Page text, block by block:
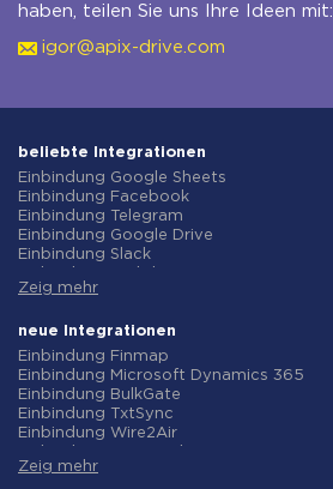
haben, teilen Sie uns Ihre Ideen mit:
igor@apix-drive.com
beliebte Integrationen
Einbindung Google Sheets
Einbindung Facebook
Einbindung Telegram
Einbindung Google Drive
Einbindung Slack
Einbindung Gmail
Einbindung ClickUp
Einbindung Airtable
Einbindung Google Contacts
Einbindung OpenAI (ChatGPT)
Einbindung Instagram
Einbindung ActiveCampaign
Einbindung Typeform
Einbindung Salesforce CRM
Zeig mehr
neue Integrationen
Einbindung Finmap
Einbindung Microsoft Dynamics 365
Einbindung BulkGate
Einbindung TxtSync
Einbindung Wire2Air
Einbindung Infobip
Zeig mehr